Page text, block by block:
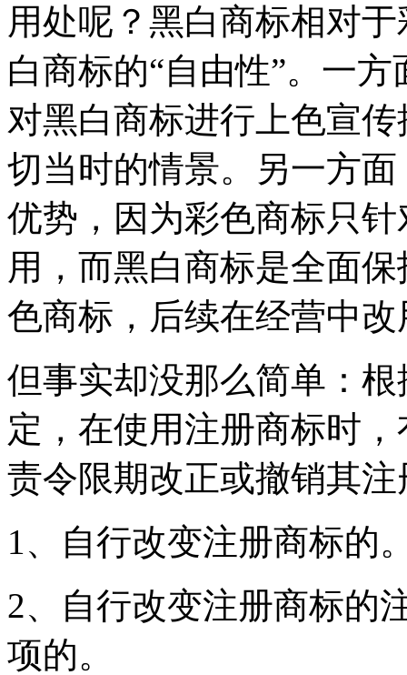
用处呢？黑白商标相对
白商标的“自由性”。一
对黑白商标进行上色宣
切当时的情景。另一方
优势，因为彩色商标只
用，而黑白商标是全面
色商标，后续在经营中
但事实却没那么简单：
定，在使用注册商标时
责令限期改正或撤销其
1、自行改变注册商标的
2、自行改变注册商标的
项的。